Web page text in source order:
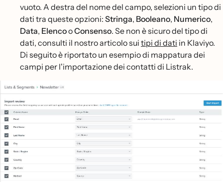
vuoto. A destra del nome del campo, selezioni un tipo di
dati tra queste opzioni: Stringa, Booleano, Numerico,
Data, ElencooConsenso. Se non è sicuro del tipo di
dati, consulti il nostro articolo sui tipi di dati in Klaviyo.
Di seguito è riportato un esempio di mappatura dei
campi per l'importazione dei contatti di Listrak.